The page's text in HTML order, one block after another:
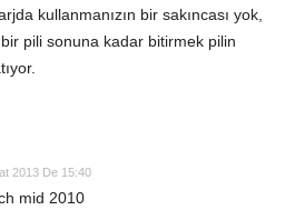
kullanmanızın bir sakıncası yok,
pili sonuna kadar bitirmek pilin
2013 De 15:40
mid 2010